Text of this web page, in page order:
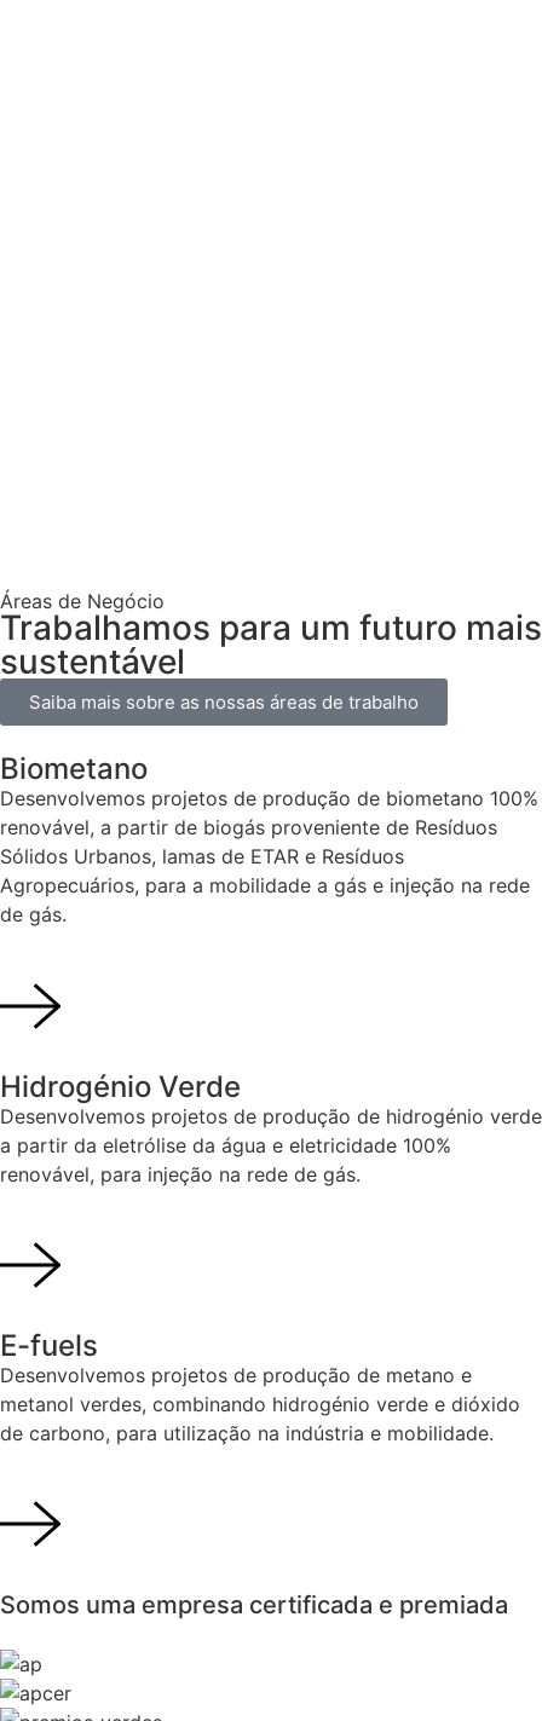
Áreas de Negócio
Trabalhamos para um futuro mais
sustentável
Saiba mais sobre as nossas áreas de trabalho
Biometano
Desenvolvemos projetos de produção de biometano 100%
renovável, a partir de biogás proveniente de Resíduos
Sólidos Urbanos, lamas de ETAR e Resíduos
Agropecuários, para a mobilidade a gás e injeção na rede
de gás.
Hidrogénio Verde
Desenvolvemos projetos de produção de hidrogénio verde
a partir da eletrólise da água e eletricidade 100%
renovável, para injeção na rede de gás.
E-fuels
Desenvolvemos projetos de produção de metano e
metanol verdes, combinando hidrogénio verde e dióxido
de carbono, para utilização na indústria e mobilidade.
Somos uma empresa certificada e premiada